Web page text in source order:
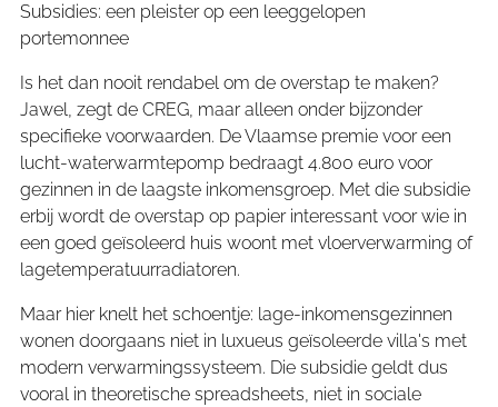
Subsidies: een pleister op een leeggelopen
portemonnee
Is het dan nooit rendabel om de overstap te maken?
Jawel, zegt de CREG, maar alleen onder bijzonder
specifieke voorwaarden. De Vlaamse premie voor een
lucht-waterwarmtepomp bedraagt 4.800 euro voor
gezinnen in de laagste inkomensgroep. Met die subsidie
erbij wordt de overstap op papier interessant voor wie in
een goed geïsoleerd huis woont met vloerverwarming of
lagetemperatuurradiatoren.
Maar hier knelt het schoentje: lage-inkomensgezinnen
wonen doorgaans niet in luxueus geïsoleerde villa's met
modern verwarmingssysteem. Die subsidie geldt dus
vooral in theoretische spreadsheets, niet in sociale